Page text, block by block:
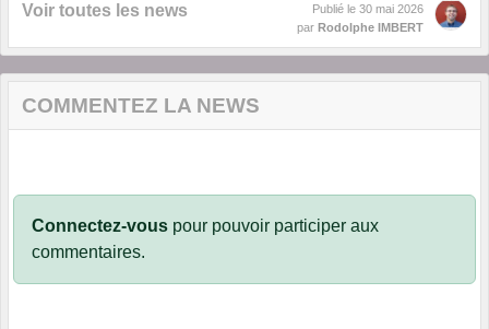
Voir toutes les news Publié le 30 mai 2026
par Rodolphe IMBERT
COMMENTEZ LA NEWS
Connectez-vous pour pouvoir participer aux
commentaires.